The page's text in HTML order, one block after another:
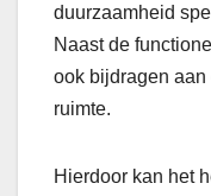
duurzaamheid
Naast de
ook bijdragen
ruimte.
Hierdoor kan het